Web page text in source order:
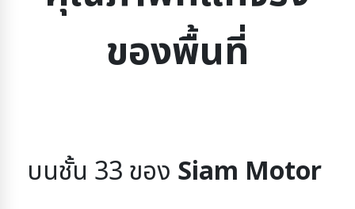
ของพื้นที่
บนชั้น 33 ของ